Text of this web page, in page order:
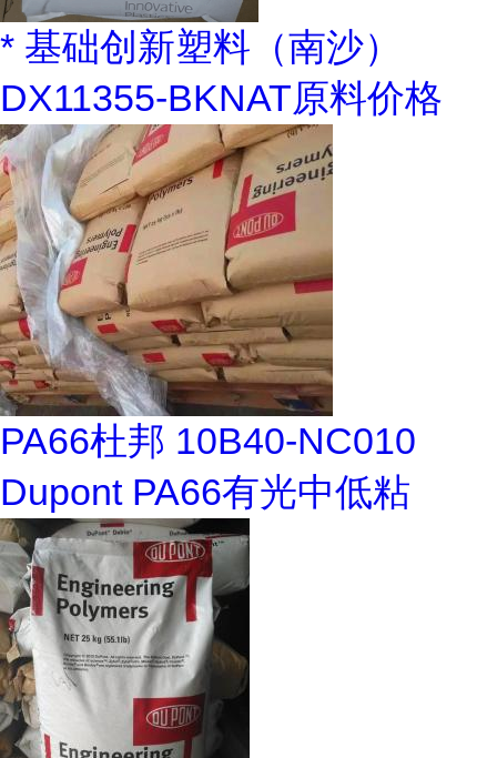
* 基础创新塑料（南沙）
DX11355-BKNAT原料价格
PA66杜邦 10B40-NC010
Dupont PA66有光中低粘